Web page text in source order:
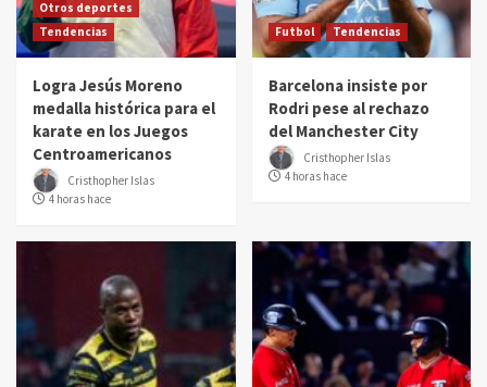
Otros deportes
Tendencias
Logra Jesús Moreno
medalla histórica para el
karate en los Juegos
Centroamericanos
Cristhopher Islas
4 horas hace
Futbol Tendencias
Barcelona insiste por
Rodri pese al rechazo
del Manchester City
Cristhopher Islas
4 horas hace